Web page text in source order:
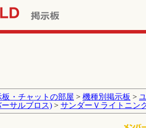
板・チャットの部屋 > 機種別掲示板 >
サルブロス) > サンダーＶライトニン